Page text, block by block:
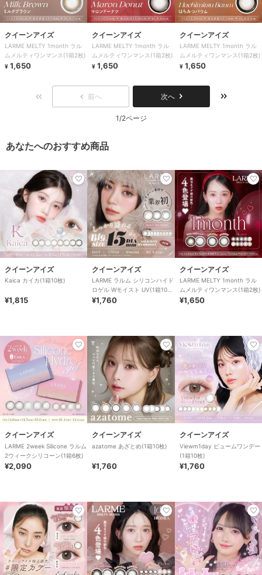
クイーンアイズ
LARME MELTY 1month ラル
ムメルティワンマンス(1箱2枚)
¥ 1,650
クイーンアイズ
LARME MELTY 1month ラル
ムメルティワンマンス(1箱2枚)
¥ 1,650
クイーンアイズ
LARME MELTY 1month ラル
ムメルティワンマンス(1箱2枚)
¥ 1,650
前へ 次へ
1/2ページ
あなたへのおすすめ商品
クイーンアイズ
Kaica カイカ(1箱10枚)
¥1,815
クイーンアイズ
LARME ラルム シリコンハイド
ロゲル Wモイスト UV(1箱10
枚)
¥1,760
クイーンアイズ
LARME MELTY 1month ラル
ムメルティワンマンス(1箱2枚)
¥1,650
クイーンアイズ
LARME 2week Silicone ラルム
2ウィークシリコーン(1箱6枚)
¥2,090
クイーンアイズ
azatome あざとめ(1箱10枚)
¥1,760
クイーンアイズ
Viewm1day ビュームワンデー
(1箱10枚)
¥1,760